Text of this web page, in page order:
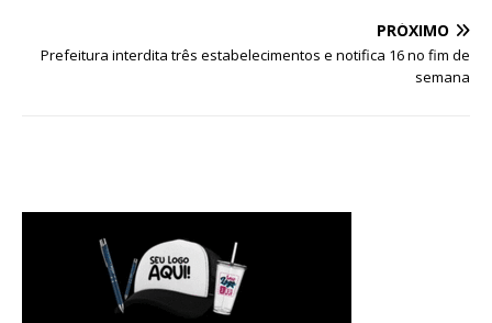
PRÓXIMO
Prefeitura interdita três estabelecimentos e notifica 16 no fim de
semana